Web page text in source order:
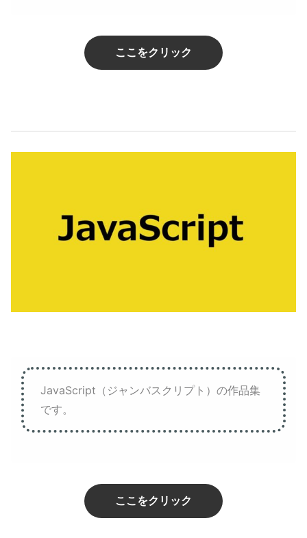
ここをクリック
JavaScript（ジャンバスクリプト）の作品集
です。
ここをクリック